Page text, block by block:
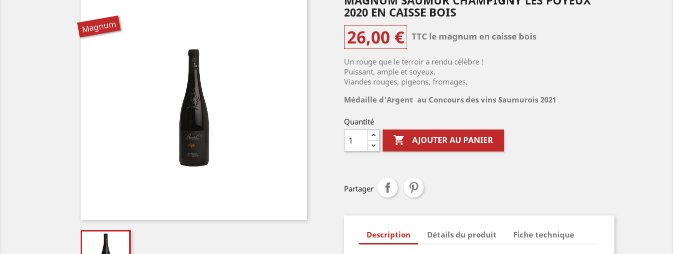
Magnum
2020 EN CAISSE BOIS
26,00 € TTC le magnum en caisse bois
Un rouge que le terroir a rendu célèbre !
Puissant, ample et soyeux.
Viandes rouges, pigeons, fromages.
Médaille d'Argent au Concours des vins Saumurois 2021
Quantité
 AJOUTER AU PANIER
Partager
Description Détails du produit Fiche technique